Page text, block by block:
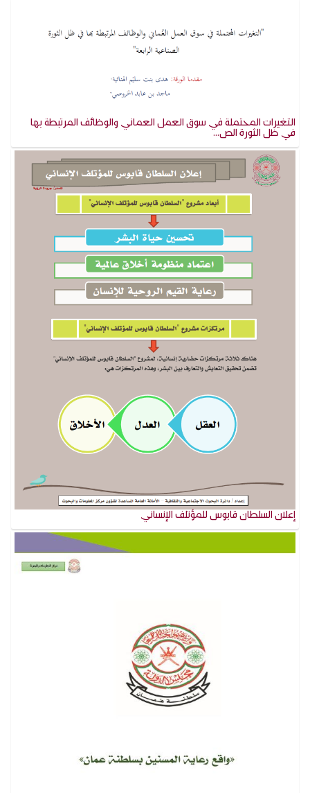
التغيرات المحتملة في سوق العمل العماني والوظائف المرتبطة بها
في ظل الثورة الص...
إعلان السلطان قابوس للمؤتلف الإنساني